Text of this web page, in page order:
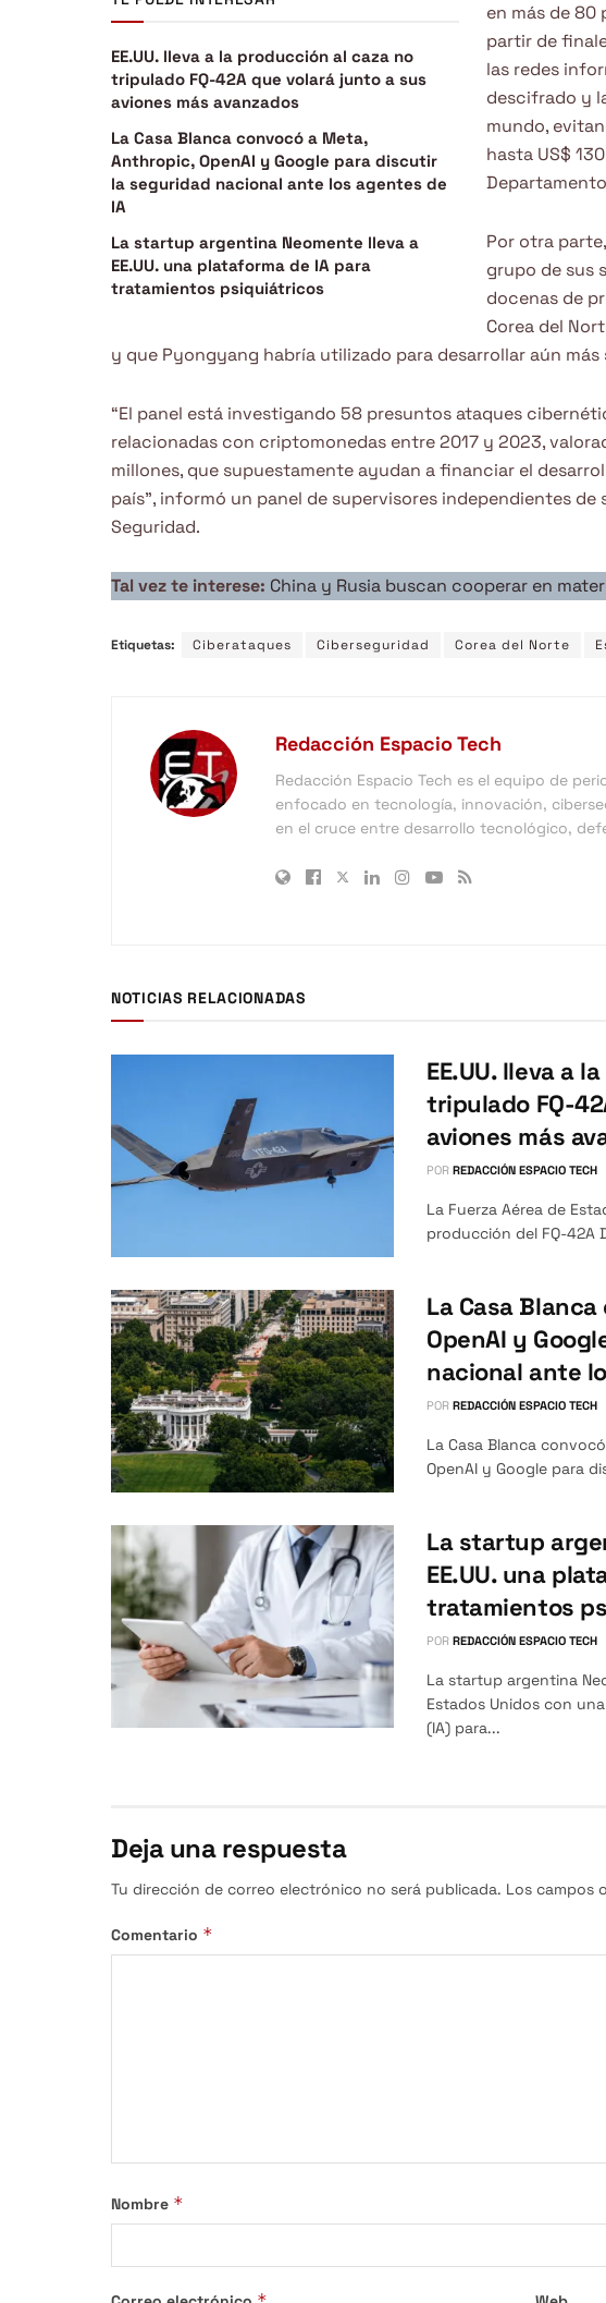
EE.UU. lleva a la producción al caza no
tripulado FQ-42A que volará junto a sus
aviones más avanzados
La Casa Blanca convocó a Meta,
Anthropic, OpenAI y Google para discutir
la seguridad nacional ante los agentes de
IA
La startup argentina Neomente lleva a
EE.UU. una plataforma de IA para
tratamientos psiquiátricos
en más de 80
partir de
las redes
descifrado y
mundo,
hasta US$
Por otra
grupo de sus
docenas de
Corea del
y que Pyongyang habría utilizado para desarrollar aún más
“El panel está investigando 58 presuntos ataques
relacionadas con criptomonedas entre 2017 y 2023,
millones, que supuestamente ayudan a financiar el
país”, informó un panel de supervisores independientes
Seguridad.
Tal vez te interese: China y Rusia buscan cooperar en
Etiquetas: Ciberataques Ciberseguridad Corea del Norte
Redacción Espacio Tech
Redacción Espacio Tech es el equipo de
enfocado en tecnología, innovación,
en el cruce entre desarrollo tecnológico,
NOTICIAS RELACIONADAS
EE.UU. lleva a
tripulado FQ-
aviones más
POR REDACCIÓN ESPACIO TECH
La Fuerza Aérea de
producción del FQ-42A
La Casa
OpenAI y
nacional ante
POR REDACCIÓN ESPACIO TECH
La Casa Blanca
OpenAI y Google para
La startup
EE.UU. una
tratamientos
POR REDACCIÓN ESPACIO TECH
La startup argentina
Estados Unidos con
(IA) para...
Deja una respuesta
Tu dirección de correo electrónico no será publicada. Los campos
Comentario *
Nombre *